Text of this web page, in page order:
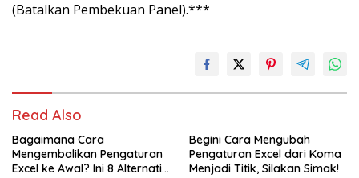
(Batalkan Pembekuan Panel).***
Read Also
Bagaimana Cara
Mengembalikan Pengaturan
Excel ke Awal? Ini 8 Alternatif
Begini Cara Mengubah
Pengaturan Excel dari Koma
Menjadi Titik, Silakan Simak!